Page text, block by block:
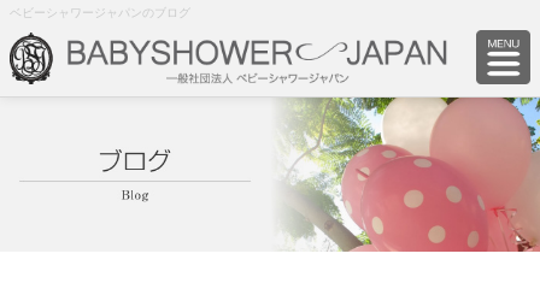
ベビーシャワージャパンのブログ